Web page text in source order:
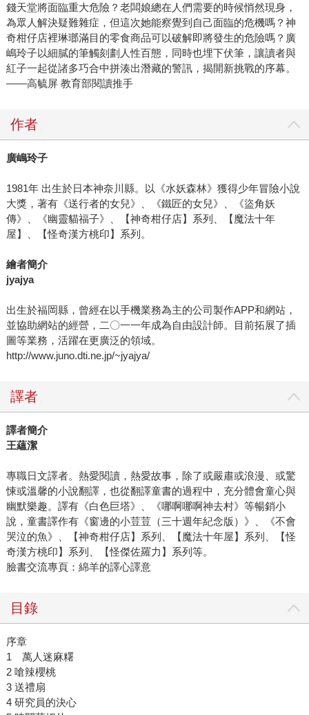
錢天堂將面臨重大危險？老闆娘總在人們需要的時候悄然現身，
為眾人解決疑難雜症，但這次她能察覺到自己面臨的危機嗎？神
奇柑仔店裡琳瑯滿目的零食商品可以破解即將發生的危險嗎？廣
嶋玲子以細膩的筆觸刻劃人性百態，同時也埋下伏筆，讓讀者與
紅子一起從諸多巧合中拼湊出潛藏的警訊，揭開新挑戰的序幕。
——高毓屏 教育部閱讀推手
作者
廣嶋玲子
1981年 出生於日本神奈川縣。以《水妖森林》獲得少年冒險小說
大獎，著有《送行者的女兒》、《鐵匠的女兒》、《盜角妖
傳》、《幽靈貓福子》、【神奇柑仔店】系列、【魔法十年
屋】、【怪奇漢方桃印】系列。
繪者簡介
jyajya
出生於福岡縣，曾經在以手機業務為主的公司製作APP和網站，
並協助網站的經營，二〇一一年成為自由設計師。目前拓展了插
圖等業務，活躍在更廣泛的領域。
http://www.juno.dti.ne.jp/~jyajya/
譯者
譯者簡介
王蘊潔
專職日文譯者。熱愛閱讀，熱愛故事，除了或嚴肅或浪漫、或驚
悚或溫馨的小說翻譯，也從翻譯童書的過程中，充分體會童心與
幽默樂趣。譯有《白色巨塔》、《哪啊哪啊神去村》等暢銷小
說，童書譯作有《窗邊的小荳荳（三十週年紀念版）》、《不會
哭泣的魚》、【神奇柑仔店】系列、【魔法十年屋】系列、【怪
奇漢方桃印】系列、【怪傑佐羅力】系列等。
臉書交流專頁：綿羊的譯心譯意
目錄
序章
1 萬人迷麻糬
2 嗆辣櫻桃
3 送禮扇
4 研究員的決心